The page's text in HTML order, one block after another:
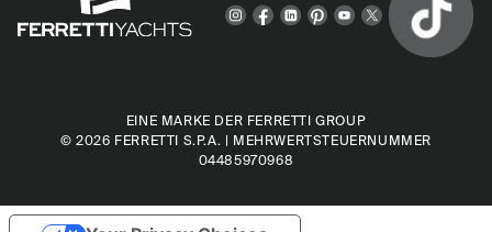
EINE MARKE DER FERRETTI GROUP
© 2026 FERRETTI S.P.A. | MEHRWERTSTEUERNUMMER
04485970968